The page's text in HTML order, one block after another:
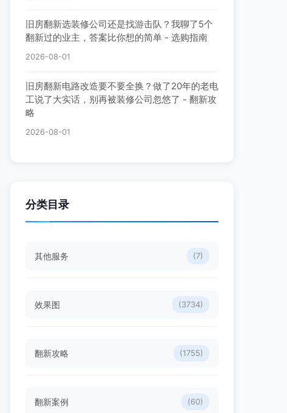
旧房翻新选装修公司还是找游击队？我聊了5个
翻新过的业主，答案比你想的简单 - 选购指南
2026-08-01
旧房翻新电路改造要不要全换？做了20年的老电
工说了大实话，别再被装修公司忽悠了 - 翻新攻
略
2026-08-01
分类目录
其他服务 (7)
效果图 (3734)
翻新攻略 (1755)
翻新案例 (60)